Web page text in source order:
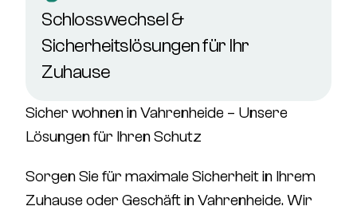
Schlosswechsel &
Sicherheitslösungen für Ihr
Zuhause
Sicher wohnen in Vahrenheide – Unsere
Lösungen für Ihren Schutz
Sorgen Sie für maximale Sicherheitin Ihrem
Zuhause oder Geschäft in Vahrenheide. Wir